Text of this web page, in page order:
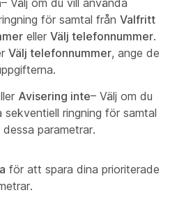
– Välj om du vill använda
för samtal från Valfritt
eller Välj telefonnummer.
Välj telefonnummer, ange de
Avisering inte– Välj om du
sekventiell ringning för samtal
parametrar.
för att spara dina prioriterade